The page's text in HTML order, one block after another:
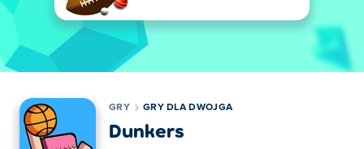
GRY GRY DLA DWOJGA
Dunkers